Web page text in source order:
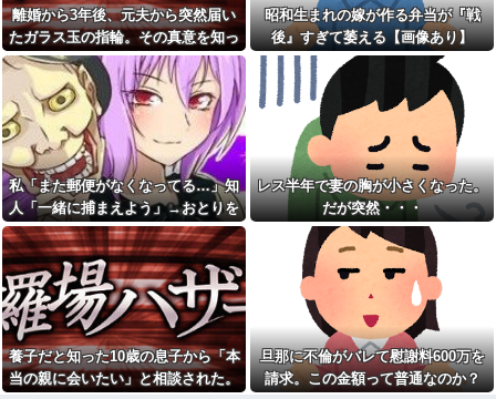
って私が見ると負けることがす
ごく多い気がしてる
従姉妹「条件のいい男が全然
いない！」私「理想が高すぎる
んじゃ…？」→婚活の愚痴を聞
き続けた結果…
お腹の中にいる子供が男だと
判明したら嫁がキレ出した。嫁
はどうしても女が欲しかったら
しく...
ドラッグストア勤務中。カー
ド払いの商品を現金で返金して
ほしいと言い張る女性客。断っ
ても引き下がらず、その後まさ
かの展開に…
【驚愕】 社長「役立たずの中
年社員解雇したら若手もみんな
辞めてしまった…」
お前ら「日本も核武装汁！」
←１万発の核弾頭どこに
【画像】恋する女さん、ネッ
ト民が驚愕する大変身を遂げて
【画像】このLINEで女がブチ
ギレてる理由がわからない男、
非モテ確定ｗｗｗｗｗｗｗｗｗ
トイレを借りたママ友が洗濯
カゴの中身を勝手に物色！「旦
那が後からシャワー浴びるとか
私なら絶対許せないｗ」と謎の
説教を食らったんだが……人の
家の洗濯カゴのぞくなよ
トイレを借りたママ友が洗濯
カゴの中身を勝手に物色！「旦
那が後からシャワー浴びるとか
私なら絶対許せないｗ」と謎の
説教を食らったんだが……人の
家の洗濯カゴのぞくなよ
トメが義弟嫁を嬉々として嫁
いびり。諫めても、エネ義弟が
「悪く取りすぎ！」と話を聞か
ない。私(さすが兄弟)→当時エネ
夫だった夫と嫁いびりトメのド
ラマ仕立ての動画を送った結果
初めての子供でてんてこ舞い
の我が家にトメが月イチで泊ま
離婚から3年後、元夫から突然届い
たガラス玉の指輪。その真意を知っ
た瞬間、私も弁護士も言葉を失っ
て…
昭和生まれの嫁が作る弁当が『戦
後』すぎて萎える【画像あり】
私「また郵便がなくなってる…」知
人「一緒に捕まえよう」→おとりを
仕掛けたら泥奥がまんまと引っかか
り…
レス半年で妻の胸が小さくなった。
だが突然・・・
養子だと知った10歳の息子から「本
当の親に会いたい」と相談された。
旦那に不倫がバレて慰謝料600万を
請求。この金額って普通なのか？